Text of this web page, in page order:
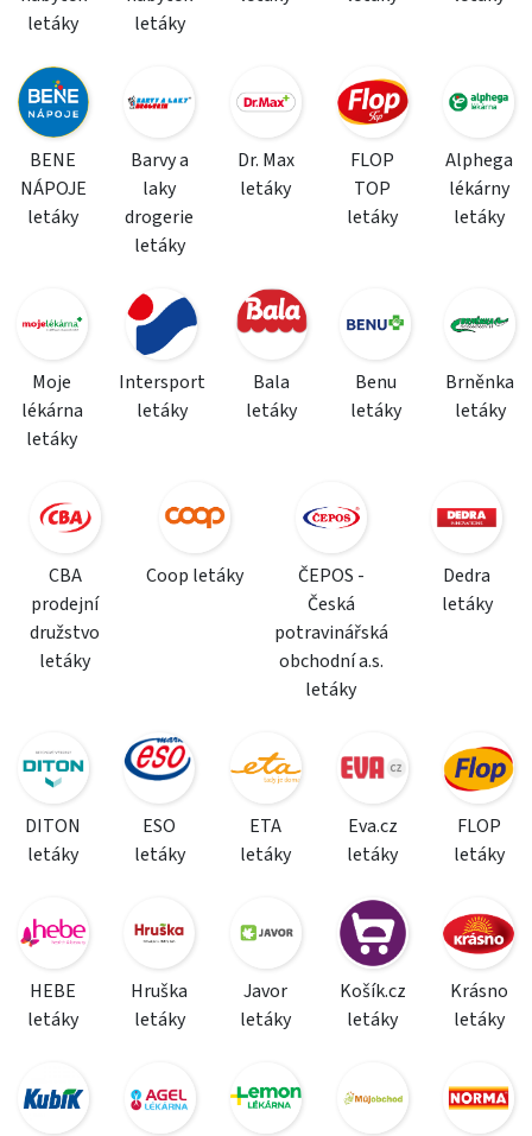
letáky
letáky
BENE
NÁPOJE
letáky
Barvy a
laky
drogerie
letáky
Dr. Max
letáky
FLOP
TOP
letáky
Alphega
lékárny
letáky
Moje
lékárna
letáky
Intersport
letáky
Bala
letáky
Benu
letáky
Brněnka
letáky
CBA
prodejní
družstvo
letáky
Coop letáky
ČEPOS -
Česká
potravinářská
obchodní a.s.
letáky
Dedra
letáky
DITON
letáky
ESO
letáky
ETA
letáky
Eva.cz
letáky
FLOP
letáky
HEBE
letáky
Hruška
letáky
Javor
letáky
Košík.cz
letáky
Krásno
letáky